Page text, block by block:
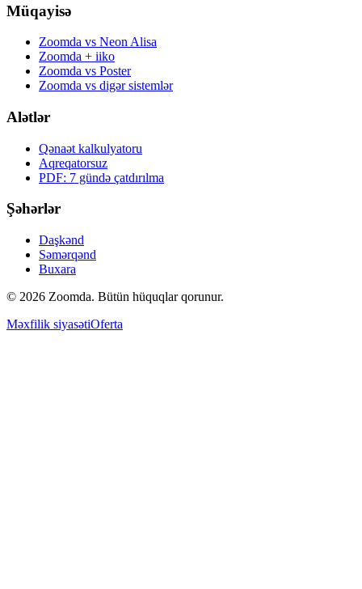
Müqayisə
Zoomda vs Neon Alisa
Zoomda + iiko
Zoomda vs Poster
Zoomda vs digər sistemlər
Alətlər
Qənaət kalkulyatoru
Aqreqatorsuz
PDF: 7 gündə çatdırılma
Şəhərlər
Daşkənd
Səmərqənd
Buxara
© 2026 Zoomda. Bütün hüquqlar qorunur.
Məxfilik siyasətiOferta